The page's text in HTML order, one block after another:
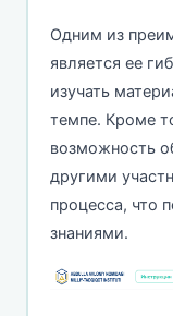
Одним из
является ее
изучать
темпе. Кроме
возможность
другими
процесса, что
знаниями.